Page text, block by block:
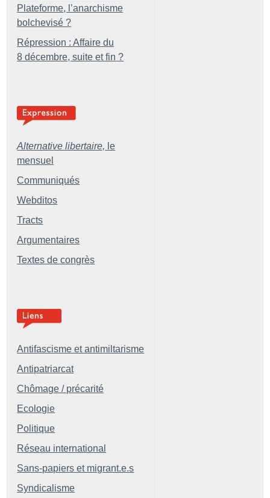
Plateforme, l’anarchisme
bolchevisé ?
Répression : Affaire du
8 décembre, suite et fin ?
Alternative libertaire, le
mensuel
Communiqués
Webditos
Tracts
Argumentaires
Textes de congrès
Antifascisme et antimiltarisme
Antipatriarcat
Chômage / précarité
Ecologie
Politique
Réseau international
Sans-papiers et migrant.e.s
Syndicalisme